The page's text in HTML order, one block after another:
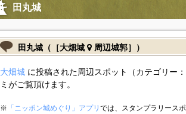
田丸城
田丸城（［大畑城 周辺城郭］）
大畑城に投稿された周辺スポット（カテゴリー
ミがご覧頂けます。
※ 「ニッポン城めぐり」アプリ では、スタンプラリース